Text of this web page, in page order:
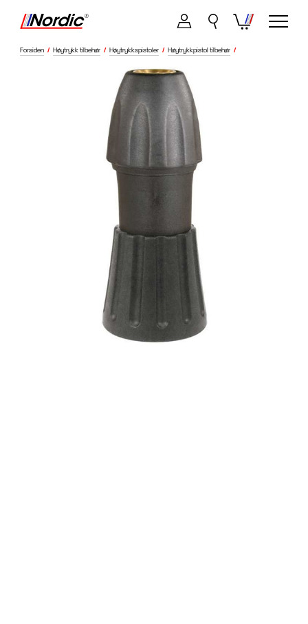
Forsiden / Høytrykk tilbehør / Høytrykkspistoler / Høytrykkpistol tilbehør /